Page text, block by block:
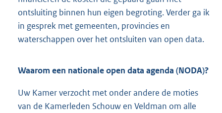
ontsluiting binnen hun eigen begroting. Verder ga ik
in gesprek met gemeenten, provincies en
waterschappen over het ontsluiten van open data.
Waarom een nationale open data agenda (NODA)?
Uw Kamer verzocht met onder andere de moties
van de Kamerleden Schouw en Veldman om alle